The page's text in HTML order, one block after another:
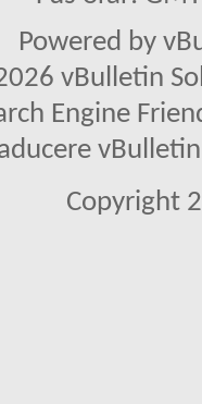
Powered by
vBulletin
Engine
Copyright